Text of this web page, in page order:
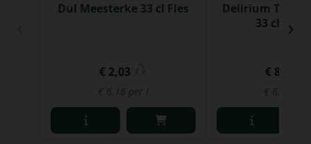
Dul Meesterke 33 cl Fles
€ 2,03
€ 6,16 per l
Delirium
33 cl Clip
€ 8,73
€ 6,62
›